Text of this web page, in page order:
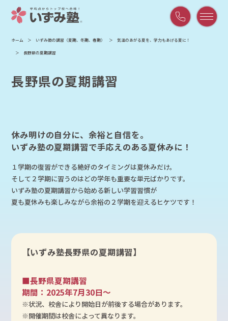
日
18:00
ホーム いずみ塾の講習（夏期、冬期、春期） 気温のあがる夏を、学力もあげる夏に！
長野県の夏期講習
長野県の夏期講習
休み明けの自分に、余裕と自信を。
いずみ塾の夏期講習で手応えのある夏休みに！
１学期の復習ができる絶好のタイミングは夏休みだけ。
そして２学期に習うのはどの学年も重要な単元ばかりです。
いずみ塾の夏期講習から始める新しい学習習慣が
夏も夏休みも楽しみながら余裕の２学期を迎えるヒケツです！
【いずみ塾長野県の夏期講習】
■長野県夏期講習
期間：2025年7月30日～
※状況、校舎により開始日が前後する場合があります。
※開催期間は校舎によって異なります。